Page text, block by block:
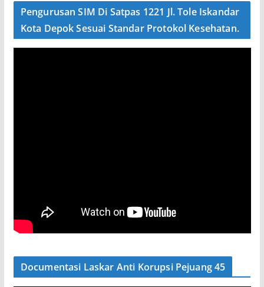
Pengurusan SIM Di Satpas 1221 Jl. Tole Iskandar
Kota Depok Sesuai Standar Protokol Kesehatan.
Documentasi Laskar Anti Korupsi Pejuang 45